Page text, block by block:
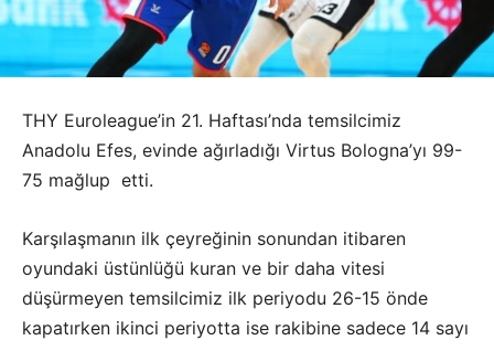
THY Euroleague’in 21. Haftası’nda temsilcimiz
Anadolu Efes, evinde ağırladığı Virtus Bologna’yı 99-
75 mağlup etti.
Karşılaşmanın ilk çeyreğinin sonundan itibaren
oyundaki üstünlüğü kuran ve bir daha vitesi
düşürmeyen temsilcimiz ilk periyodu 26-15 önde
kapatırken ikinci periyotta ise rakibine sadece 14 sayı